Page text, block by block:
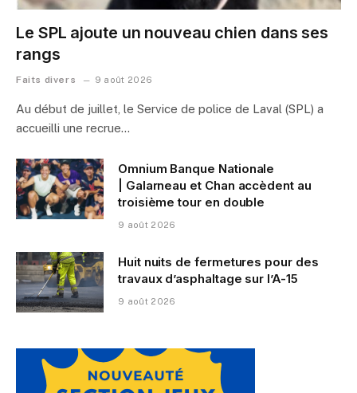
Le SPL ajoute un nouveau chien dans ses
rangs
Faits divers 9 août 2026
Au début de juillet, le Service de police de Laval (SPL) a
accueilli une recrue…
Omnium Banque Nationale
| Galarneau et Chan accèdent au
troisième tour en double
9 août 2026
Huit nuits de fermetures pour des
travaux d’asphaltage sur l’A-15
9 août 2026